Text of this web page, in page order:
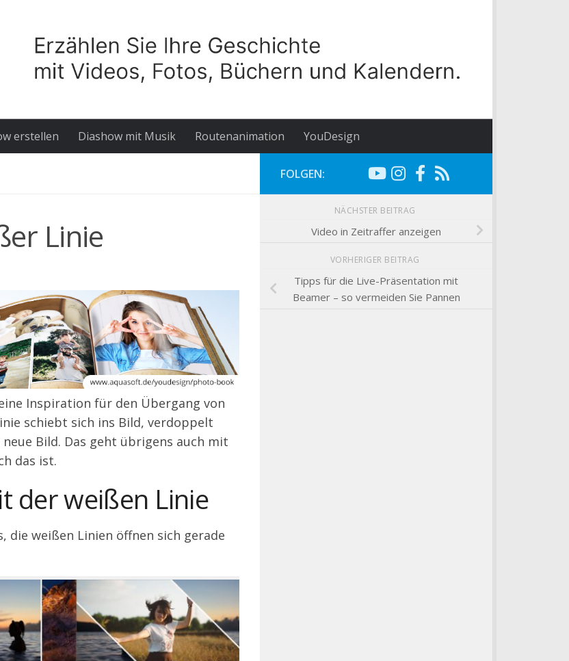
erstellen Diashow mit Musik Routenanimation YouDesign
Linie
Inspiration für den Übergang von
schiebt sich ins Bild, verdoppelt
Bild. Das geht übrigens auch mit
das ist.
der weißen Linie
die weißen Linien öffnen sich gerade
FOLGEN:
NÄCHSTER BEITRAG
Video in Zeitraffer anzeigen
VORHERIGER BEITRAG
Tipps für die Live-Präsentation mit
Beamer – so vermeiden Sie Pannen